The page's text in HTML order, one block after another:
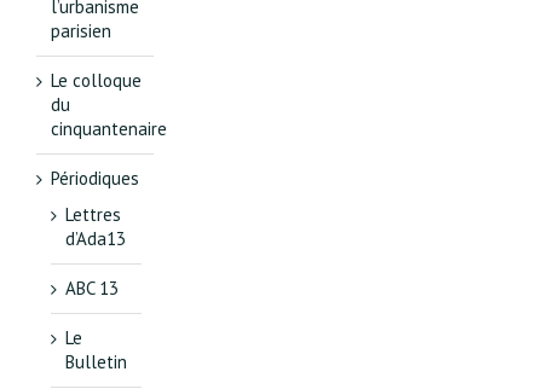
l’urbanisme
parisien
Le colloque
du
cinquantenaire
Périodiques
Lettres
d’Ada13
ABC 13
Le
Bulletin